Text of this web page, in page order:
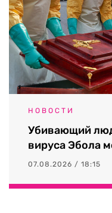
НОВОСТИ
Убивающий
вируса Эбола
07.08.2026 / 18:15